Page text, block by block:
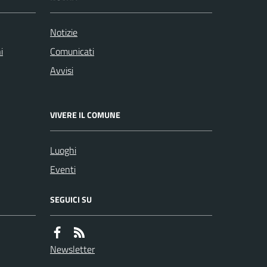
Notizie
Comunicati
Avvisi
VIVERE IL COMUNE
Luoghi
Eventi
SEGUICI SU
Newsletter